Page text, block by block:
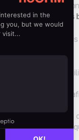
formé et
avantages et les
que vous aviez
: manque de
clients
actuels
avec
de votre service